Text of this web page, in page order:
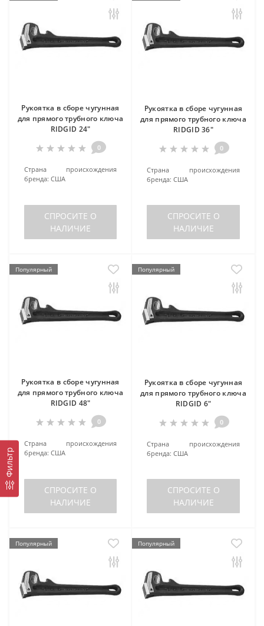
Фильтр
Рукоятка в сборе чугунная
для прямого трубного ключа
RIDGID 24"
0
Страна происхождения
бренда: США
СПРОСИТЕ О
НАЛИЧИЕ
Рукоятка в сборе чугунная
для прямого трубного ключа
RIDGID 36"
0
Страна происхождения
бренда: США
СПРОСИТЕ О
НАЛИЧИЕ
Популярный
Рукоятка в сборе чугунная
для прямого трубного ключа
RIDGID 48"
0
Страна происхождения
бренда: США
СПРОСИТЕ О
НАЛИЧИЕ
Популярный
Рукоятка в сборе чугунная
для прямого трубного ключа
RIDGID 6"
0
Страна происхождения
бренда: США
СПРОСИТЕ О
НАЛИЧИЕ
Популярный Популярный